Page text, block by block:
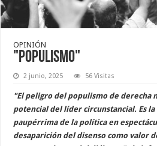
OPINIÓN
"Populismo"
2 junio, 2025 56 Visitas
"El peligro del populismo de derecha
potencial del líder circunstancial. Es
paupérrima de la política en
desaparición del disenso como valor